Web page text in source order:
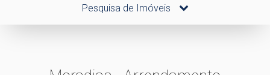
Pesquisa de Imóveis